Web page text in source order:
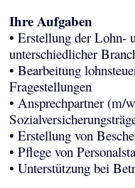
Ihre Aufgaben
• Erstellung der Lohn-
unterschiedlicher
• Bearbeitung
Fragestellungen
• Ansprechpartner (m/
• Erstellung von
• Pflege von
• Unterstützung bei